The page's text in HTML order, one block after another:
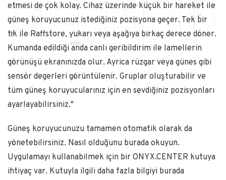
etmesi de çok kolay. Cihaz üzerinde küçük bir hareket ile
güneş koruyucunuz istediğiniz pozisyona geçer. Tek bir
tık ile Raffstore, yukarı veya aşağıya birkaç derece döner.
Kumanda edildiği anda canlı geribildirim ile lamellerin
görünüşü ekranınızda olur. Ayrica rüzgar veya günes gibi
sensör degerleri görüntülenir. Gruplar oluşturabilir ve
tüm güneş koruyucularınız için en sevdiğiniz pozisyonları
ayarlayabilirsiniz."
Güneş koruyucunuzu tamamen otomatik olarak da
yönetebilirsiniz. Nasıl olduğunu burada okuyun.
Uygulamayı kullanabilmek için bir ONYX.CENTER kutuya
ihtiyaç var. Kutuyla ilgili daha fazla bilgiyi burada